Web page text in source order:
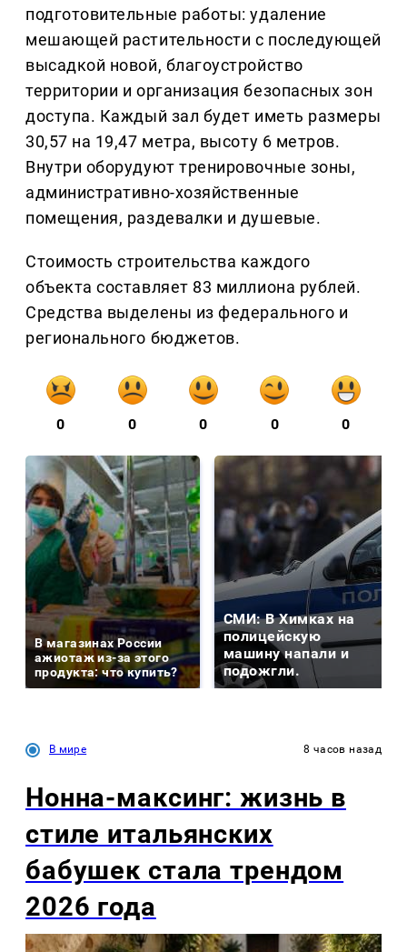
подготовительные работы: удаление
мешающей растительности с последующей
высадкой новой, благоустройство
территории и организация безопасных зон
доступа. Каждый зал будет иметь размеры
30,57 на 19,47 метра, высоту 6 метров.
Внутри оборудуют тренировочные зоны,
административно-хозяйственные
помещения, раздевалки и душевые.
Стоимость строительства каждого
объекта составляет 83 миллиона рублей.
Средства выделены из федерального и
регионального бюджетов.
0 0 0 0 0
В магазинах России
ажиотаж из-за этого
продукта: что купить?
СМИ: В Химках на
полицейскую
машину напали и
подожгли.
В мире 8 часов назад
Нонна-максинг: жизнь в
стиле итальянских
бабушек стала трендом
2026 года